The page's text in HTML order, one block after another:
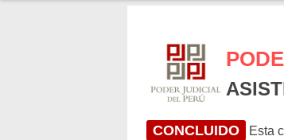
CONCLUIDO Esta